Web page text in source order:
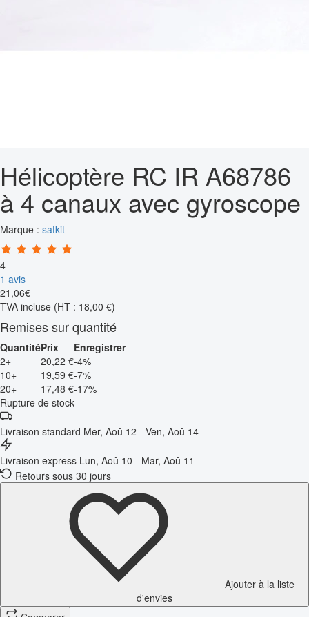
Hélicoptère RC IR A68786
à 4 canaux avec gyroscope
Marque : satkit
4
1 avis
21 ,06€
TVA incluse (HT : 18,00 €)
Remises sur quantité
QuantitéPrix
Enregistrer
2+
20,22 €-4%
10+
19,59 €-7%
20+
17,48 €-17%
Rupture de stock
Livraison standard Mer, Aoû 12 - Ven, Aoû 14
Livraison express Lun, Aoû 10 - Mar, Aoû 11
Retours sous 30 jours
Ajouter à la liste
d'envies